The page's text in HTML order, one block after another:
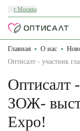
г Москва
Главная О нас
Оптисалт - участник
Оптисалт
ЗОЖ-
Expo!